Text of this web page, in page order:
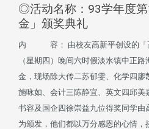
◎活动名称：93学年度
金」颁奖典礼
内 容： 由校友高新平创设的「高
（星期四）晚间六时假淡水镇中正
金，现场除大传二苏郁雯、化学四廖
施咏如、会计三陈静宜、英文四邱美
书容及国企四徐崇益九位得奖同学
为颁发，他们都以万分感恩的心情